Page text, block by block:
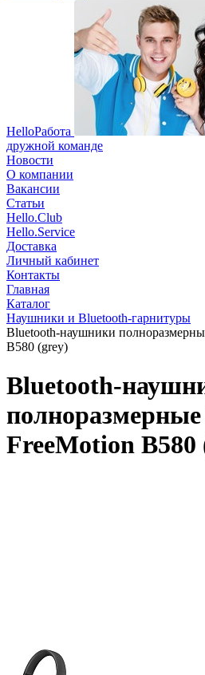
HelloРабота
дружной команде
Новости
О компании
Вакансии
Статьи
Hello.Club
Hello.Service
Доставка
Личный кабинет
Контакты
Главная
Каталог
Наушники и Bluetooth-гарнитуры
Bluetooth-наушники
B580 (grey)
Bluetooth-
FreeMotion B580